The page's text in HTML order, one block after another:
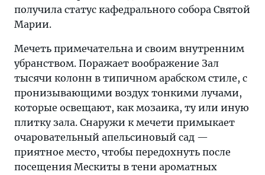
получила статус кафедрального собора Святой
Марии.
Мечеть примечательна и своим внутренним
убранством. Поражает воображение Зал
тысячи колонн в типичном арабском стиле, с
пронизывающими воздух тонкими лучами,
которые освещают, как мозаика, ту или иную
плитку зала. Снаружи к мечети примыкает
очаровательный апельсиновый сад —
приятное место, чтобы передохнуть после
посещения Мескиты в тени ароматных